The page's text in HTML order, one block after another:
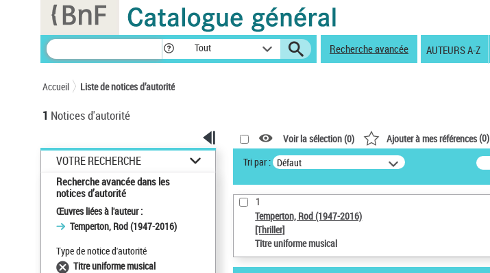
Tout Recherche avancée AUTEURS A-Z
Accueil Liste de notices d’autorité
1 Notices d'autorité
VOTRE RECHERCHE
Recherche avancée dans les
notices d’autorité
Œuvres liées à l'auteur :
Temperton, Rod (1947-2016)
Type de notice d'autorité
Titre uniforme musical
Voir la sélection (0) Ajouter à mes références(0)
Tri par : Défaut
1
Temperton, Rod (1947-2016)
[Thriller]
Titre uniforme musical
Panneau de gestion des cookies